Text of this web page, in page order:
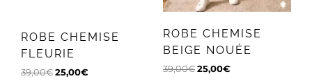
ROBE CHEMISE
FLEURIE
39,00€25,00€
ROBE CHEMISE
BEIGE NOUÉE
39,00€25,00€